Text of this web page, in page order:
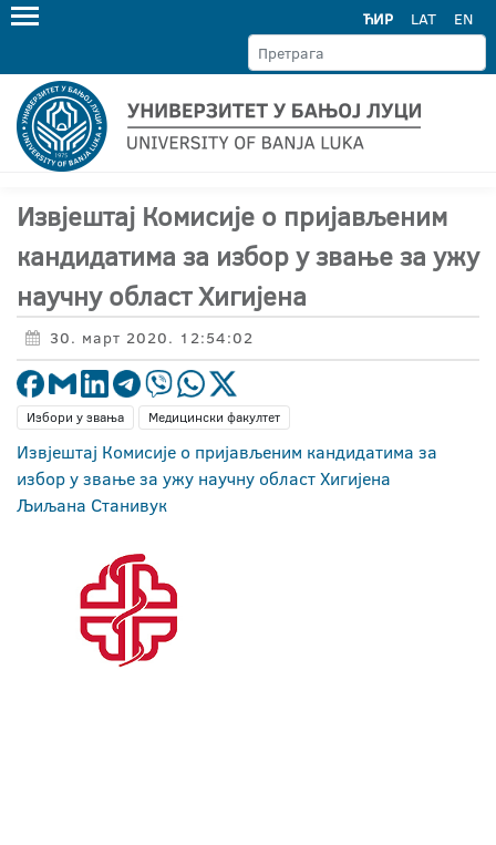
ЋИР LAT EN
Извјештај Комисије о пријављеним
кандидатима за избор у звање за ужу
научну област Хигијена
30. март 2020. 12:54:02
Избори у звања Медицински факултет
Извјештај Комисије о пријављеним кандидатима за
избор у звање за ужу научну област Хигијена
Љиљана Станивук